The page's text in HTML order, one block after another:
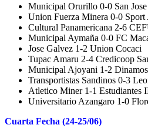
Municipal Orurillo 0-0 San
Union Fuerza Minera 0-0 Sport
Cultural Panamericana 2-6
Municipal Aymaña 0-0 FC
Jose Galvez 1-2 Union Cocaci
Tupac Amaru 2-4 Credicoop
Municipal Ajoyani 1-2
Transportistas Sandinos 0-3
Atletico Miner 1-1 Estudiantes
Universitario Azangaro 1-0
Cuarta Fecha (24-25/06)